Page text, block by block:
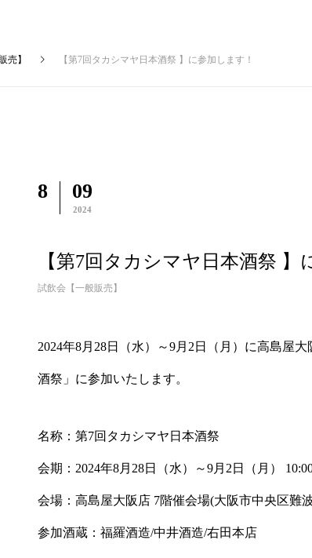
売】 【第7回タカシマヤ日本酒祭 】に参加します！
8 09
2024
【第7回タカシマヤ日本酒祭 】
試飲会【一般販売】
2024年8月28日（水）～9月2日（月）に高島屋
酒祭」に参加いたします。
名称：第7回タカシマヤ日本酒祭
会期：2024年8月28日（水）～9月2日（月）
会場：高島屋大阪店 7階催会場(大阪市中央区難
参加酒蔵：福羅酒造/中井酒造/右田本店